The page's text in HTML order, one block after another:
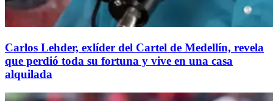
Carlos Lehder, exlíder del Cartel de Medellín, revela
que perdió toda su fortuna y vive en una casa
alquilada